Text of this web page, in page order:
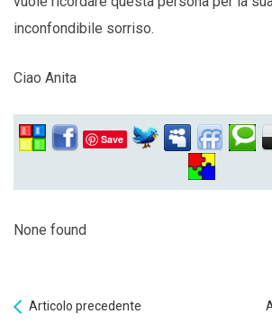
inconfondibile sorriso.
Ciao Anita
Save
None found
Articolo precedente